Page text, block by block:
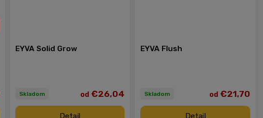
EYVA Solid Grow
Skladom od €26,04
Detail
EYVA Flush
Skladom od €21,70
Detail